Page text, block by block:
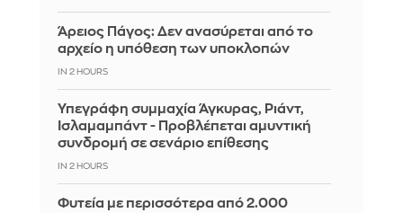
Άρειος Πάγος: Δεν ανασύρεται από το
αρχείο η υπόθεση των υποκλοπών
IN 2 HOURS
Υπεγράφη συμμαχία Άγκυρας, Ριάντ,
Ισλαμαμπάντ - Προβλέπεται αμυντική
συνδρομή σε σενάριο επίθεσης
IN 2 HOURS
Φυτεία με περισσότερα από 2.000